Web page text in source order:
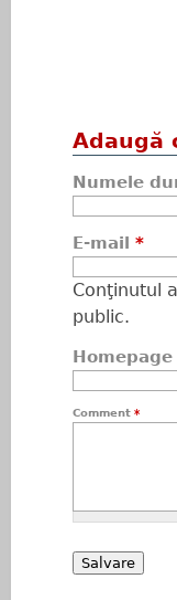
Adaugă
Numele
E-mail *
Conţinutul
public.
Homepage
Comment *